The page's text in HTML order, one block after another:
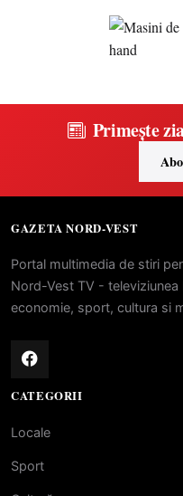
Primește
GAZETA NORD-VEST
Portal multimedia de stiri
Nord-Vest TV -
economie, sport, cultura si
CATEGORII
Locale
Sport